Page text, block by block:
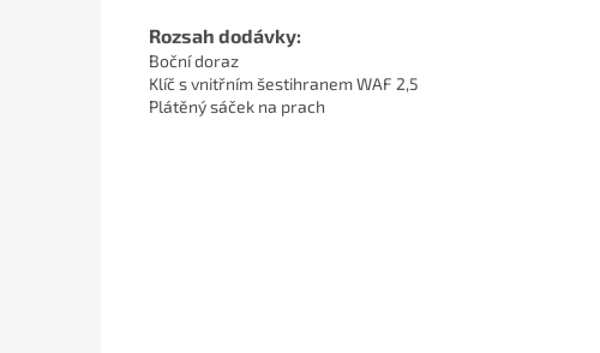
Rozsah dodávky:
Boční doraz
Klíč s vnitřním šestihranem WAF 2,5
Plátěný sáček na prach